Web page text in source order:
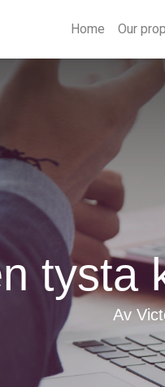
Home Our
tysta
Av